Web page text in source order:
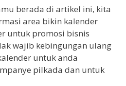
berada di artikel ini, kita
area bikin kalender
untuk promosi bisnis
wajib kebingungan ulang
untuk anda
pilkada dan untuk